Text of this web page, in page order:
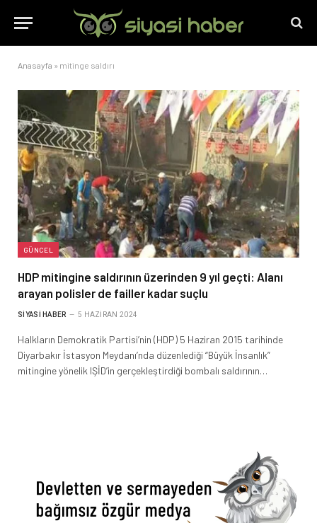
Anasayfa » mitinge saldırı
GÜNCEL
HDP mitingine saldırının üzerinden 9 yıl geçti: Alanı
arayan polisler de failler kadar suçlu
SIYASI HABER 5 HAZIRAN 2024
Halkların Demokratik Partisi’nin (HDP) 5 Haziran 2015 tarihinde
Diyarbakır İstasyon Meydanı’nda düzenlediği “Büyük İnsanlık”
mitingine yönelik IŞİD’in gerçekleştirdiği bombalı saldırının…